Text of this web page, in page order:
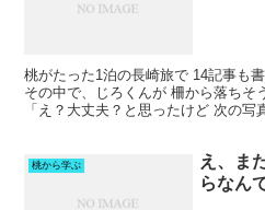
桃がたった1泊の長崎旅で 14記事も
その中で、じろくんが 柵から落ちそ
「え？大丈夫？と思ったけど 次の写
桃から学ぶ
え、ま
らなん